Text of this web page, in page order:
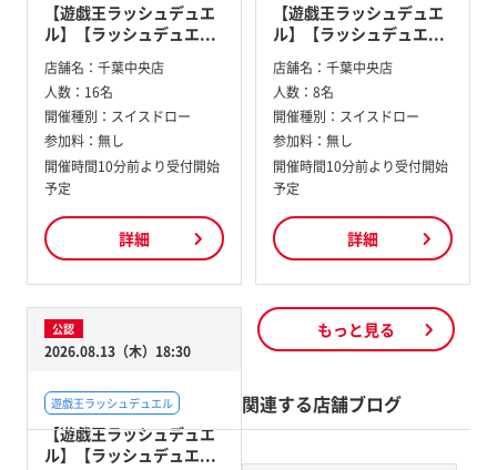
【遊戯王ラッシュデュエ
ル】【ラッシュデュエ...
店舗名： 千葉中央店
人数： 16名
開催種別： スイスドロー
参加料： 無し
開催時間10分前より受付開始
予定
詳細
【遊戯王ラッシュデュエ
ル】【ラッシュデュエ...
店舗名： 千葉中央店
人数： 8名
開催種別： スイスドロー
参加料： 無し
開催時間10分前より受付開始
予定
詳細
公認
2026.08.13（木）18:30
遊戯王ラッシュデュエル
【遊戯王ラッシュデュエ
ル】【ラッシュデュエ...
もっと見る
関連する店舗ブログ